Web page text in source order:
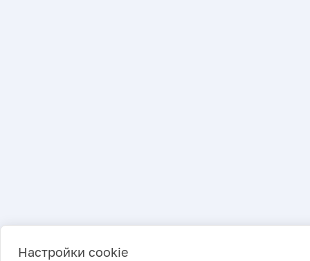
Настройки cookie